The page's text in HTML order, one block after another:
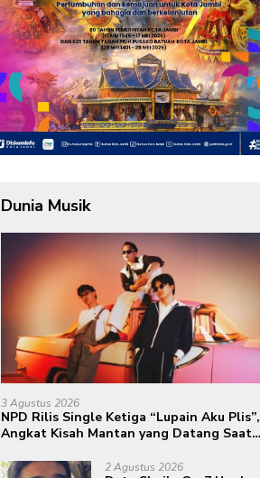
Dunia Musik
3 Agustus 2026
NPD Rilis Single Ketiga “Lupain Aku Plis”,
Angkat Kisah Mantan yang Datang Saat
2 Agustus 2026